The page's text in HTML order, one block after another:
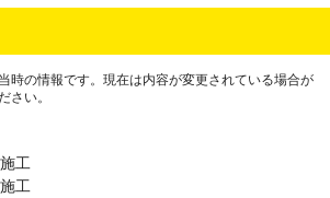
時の情報です。現在は内容が変更されている場合が
さい。
工
工